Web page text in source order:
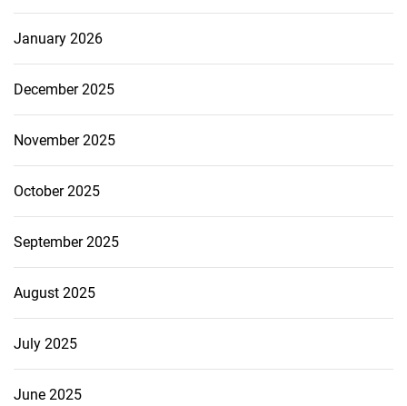
January 2026
December 2025
November 2025
October 2025
September 2025
August 2025
July 2025
June 2025